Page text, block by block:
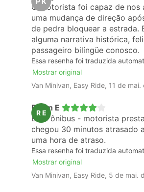
O motorista foi capaz de nos
uma mudança de direção
de pedra bloquear a estrada.
alguma narrativa histórica,
passageiro bilíngüe conosco.
Essa resenha foi traduzida
Mostrar original
Van Minivan, Easy Ride, 11 de
R E
Rhian E
Bom ônibus - motorista
chegou 30 minutos atrasado
uma hora de atraso.
Essa resenha foi traduzida
Mostrar original
Van Minivan, Easy Ride, 5 de mai.